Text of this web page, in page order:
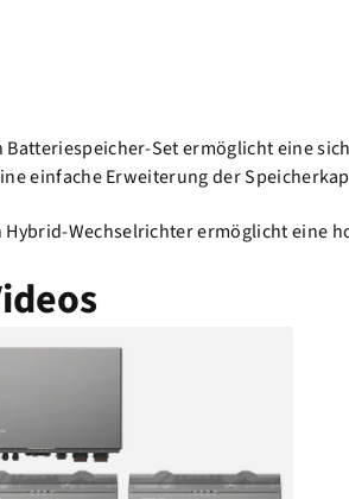
Batteriespeicher-Set ermöglicht eine
einfache Erweiterung der
Hybrid-Wechselrichter ermöglicht eine